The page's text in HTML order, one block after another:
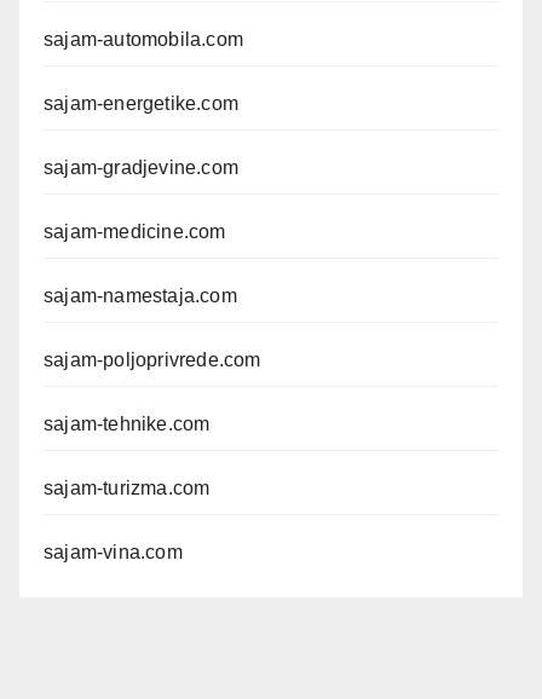
sajam-automobila.com
sajam-energetike.com
sajam-gradjevine.com
sajam-medicine.com
sajam-namestaja.com
sajam-poljoprivrede.com
sajam-tehnike.com
sajam-turizma.com
sajam-vina.com